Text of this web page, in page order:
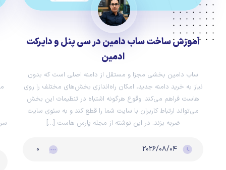
آموزش ساخت ساب دامین در سی پنل و دایرکت
ادمین
ساب دامین بخشی مجزا و مستقل از دامنه اصلی است که بدون
نیاز به خرید دامنه جدید، امکان راه‌اندازی بخش‌های مختلف را روی
هاست فراهم می‌کند. وقوع هرگونه اشتباه در تنظیمات این بخش
می‌تواند ارتباط کاربران با سایت شما را قطع کند و به سئوی سایت
ضربه بزند. در این نوشته از مجله پارس هاست […]
۲۰۲۶/۰۸/۰۴ ۰